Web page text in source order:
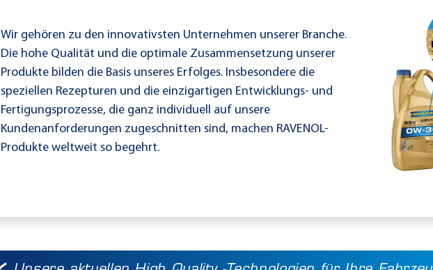
Wir gehören zu den innovativsten Unternehmen unserer Branche.
Die hohe Qualität und die optimale Zusammensetzung unserer
Produkte bilden die Basis unseres Erfolges. Insbesondere die
speziellen Rezepturen und die einzigartigen Entwicklungs- und
Fertigungsprozesse, die ganz individuell auf unsere
Kundenanforderungen zugeschnitten sind, machen RAVENOL-
Produkte weltweit so begehrt.